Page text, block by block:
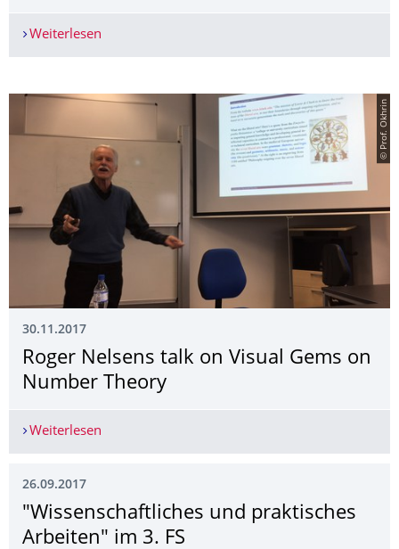
Weiterlesen
© Prof. Okhrin
30.11.2017
Roger Nelsens talk on Visual Gems on
Number Theory
Weiterlesen
26.09.2017
"Wissenschaftliches und praktisches
Arbeiten" im 3. FS